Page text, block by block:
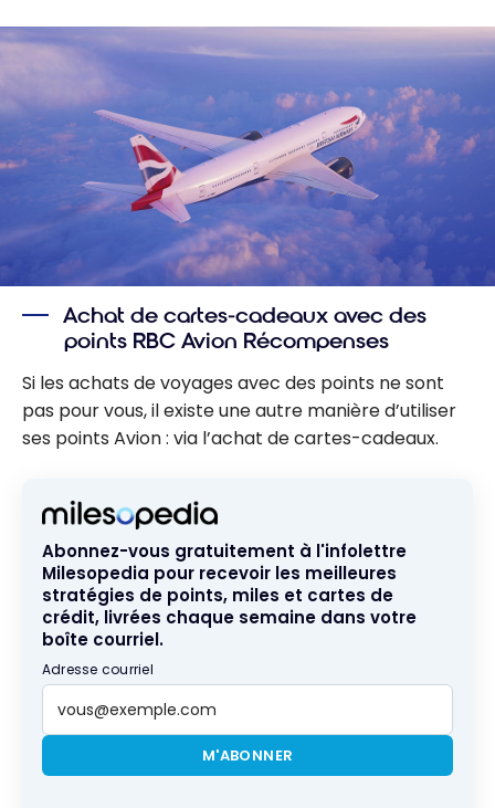
Achat de cartes-cadeaux avec des
points RBC Avion Récompenses
Si les achats de voyages avec des points ne sont
pas pour vous, il existe une autre manière d’utiliser
ses points Avion : via l’achat de cartes-cadeaux.
Abonnez-vous gratuitement à l'infolettre
Milesopedia pour recevoir les meilleures
stratégies de points, miles et cartes de
crédit, livrées chaque semaine dans votre
boîte courriel.
Adresse courriel
M'ABONNER